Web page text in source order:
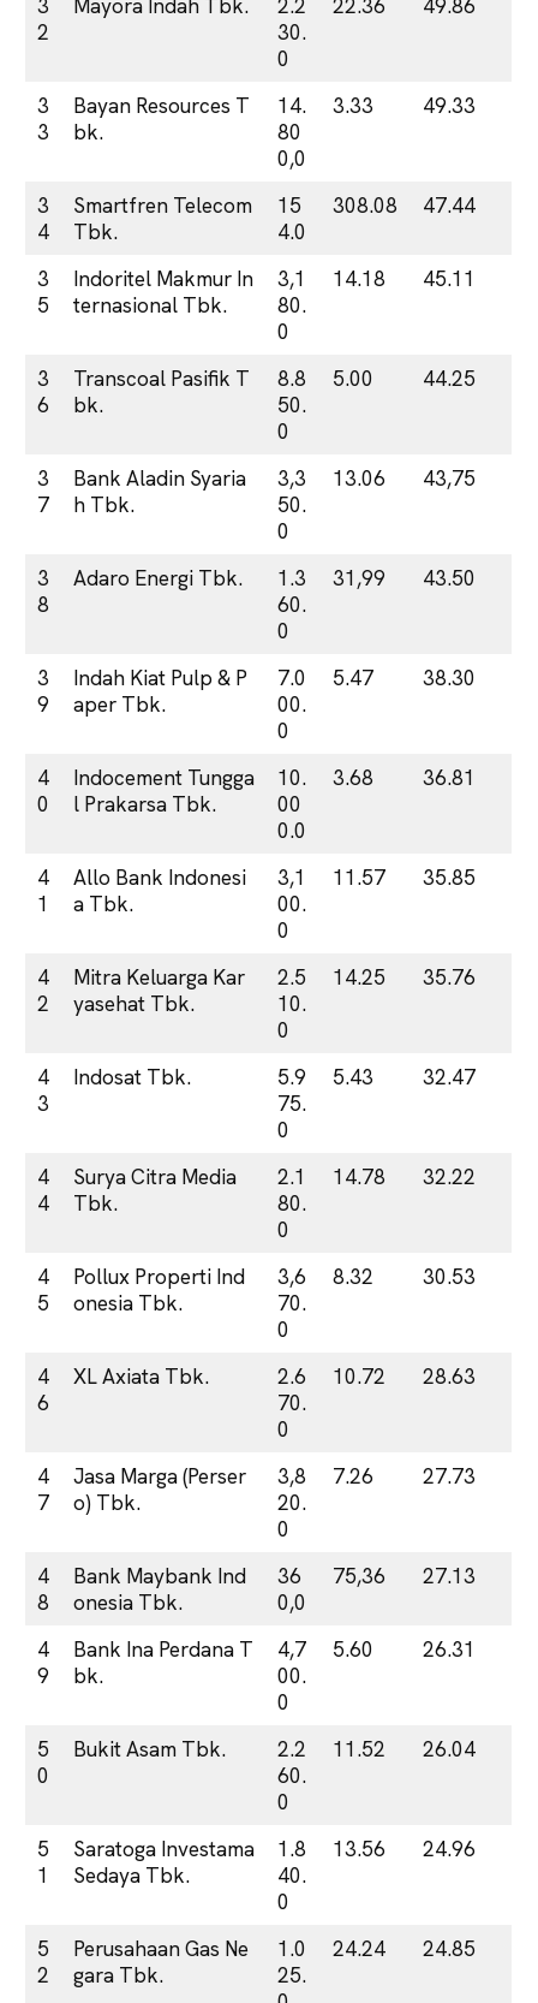
3
2
Mayora Indah Tbk.
2.2
30.
0
22.36 49.86
3
3
Bayan Resources T
bk.
14.
80
0,0
3.33 49.33
3
4
Smartfren Telecom
Tbk.
15
4.0
308.08 47.44
3
5
Indoritel Makmur In
ternasional Tbk.
3,1
80.
0
14.18 45.11
3
6
Transcoal Pasifik T
bk.
8.8
50.
0
5.00 44.25
3
7
Bank Aladin Syaria
h Tbk.
3,3
50.
0
13.06 43,75
3
8
Adaro Energi Tbk.
1.3
60.
0
31,99 43.50
3
9
Indah Kiat Pulp & P
aper Tbk.
7.0
00.
0
5.47 38.30
4
0
Indocement Tungga
l Prakarsa Tbk.
10.
00
0.0
3.68 36.81
4
1
Allo Bank Indonesi
a Tbk.
3,1
00.
0
11.57 35.85
4
2
Mitra Keluarga Kar
yasehat Tbk.
2.5
10.
0
14.25 35.76
4
3
Indosat Tbk.
5.9
75.
0
5.43 32.47
4
4
Surya Citra Media
Tbk.
2.1
80.
0
14.78 32.22
4
5
Pollux Properti Ind
onesia Tbk.
3,6
70.
0
8.32 30.53
4
6
XL Axiata Tbk.
2.6
70.
0
10.72 28.63
4
7
Jasa Marga (Perser
o) Tbk.
3,8
20.
0
7.26 27.73
4
8
Bank Maybank Ind
onesia Tbk.
36
0,0
75,36 27.13
4
9
Bank Ina Perdana T
bk.
4,7
00.
0
5.60 26.31
5
0
Bukit Asam Tbk.
2.2
60.
0
11.52 26.04
5
1
Saratoga Investama
Sedaya Tbk.
1.8
40.
0
13.56 24.96
5
2
Perusahaan Gas Ne
gara Tbk.
1.0
25.
24.24 24.85